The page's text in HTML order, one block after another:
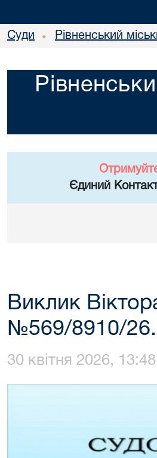
Суди • Рівненський
Єдиний
Виклик
№569/8910/26.
30 квітня 2026, 13:48